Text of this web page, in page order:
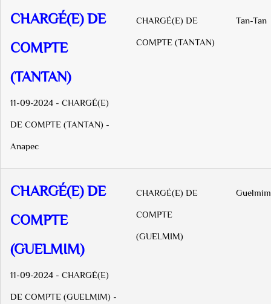
CHARGÉ(E) DE
COMPTE
(TANTAN)
11-09-2024 - CHARGÉ(E)
DE COMPTE (TANTAN) -
Anapec
CHARGÉ(E) DE
COMPTE (TANTAN)
Tan-Tan
CHARGÉ(E) DE
COMPTE
(GUELMIM)
11-09-2024 - CHARGÉ(E)
DE COMPTE (GUELMIM) -
CHARGÉ(E) DE
COMPTE
(GUELMIM)
Guelmim